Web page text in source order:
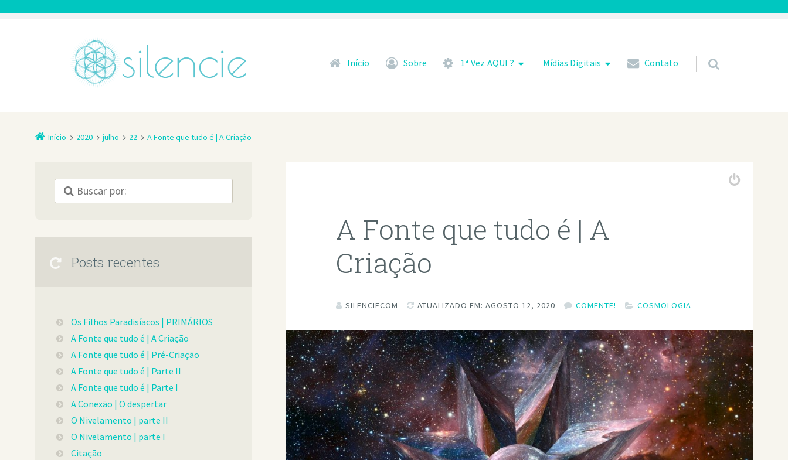
Pular para o conteúdo
Início Sobre 1ª Vez AQUI ? Mídias Digitais Contato
Início 2020 julho 22 A Fonte que tudo é | A Criação
A Fonte que tudo é | A
Criação
SILENCIECOM ATUALIZADO EM: AGOSTO 12, 2020 COMENTE! COSMOLOGIA
Posts recentes
Os Filhos Paradisíacos | PRIMÁRIOS
A Fonte que tudo é | A Criação
A Fonte que tudo é | Pré-Criação
A Fonte que tudo é | Parte II
A Fonte que tudo é | Parte I
A Conexão | O despertar
O Nivelamento | parte II
O Nivelamento | parte I
Citação